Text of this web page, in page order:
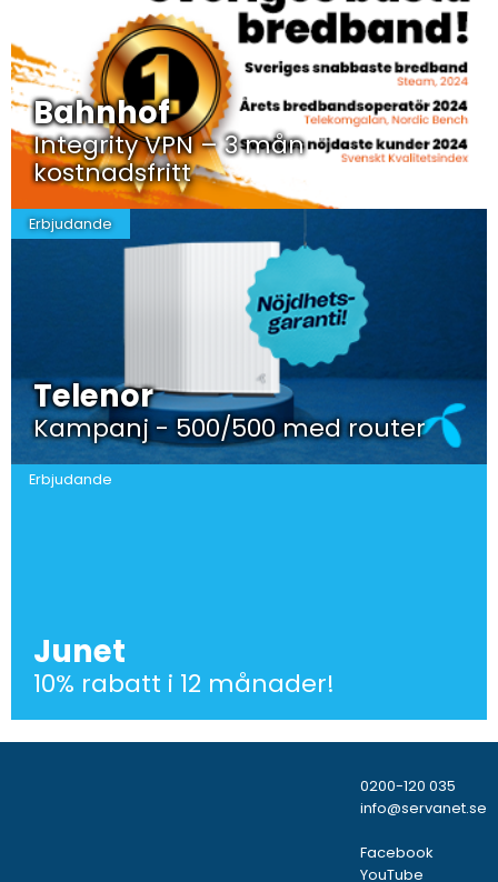
Bahnhof
Integrity VPN – 3 mån
kostnadsfritt
Erbjudande
Telenor
Kampanj - 500/500 med router
Erbjudande
Junet
10% rabatt i 12 månader!
0200-120 035
info@servanet.se
Facebook
YouTube